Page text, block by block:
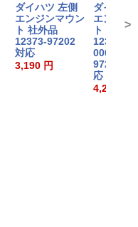
ダイハツ 左側
エンジンマウン
ト 社外品
12373-97202
対応
3,190 円
ダイハツ
エンジン
ト 社外品
12305-
000/
97210-
応
4,235 円
>